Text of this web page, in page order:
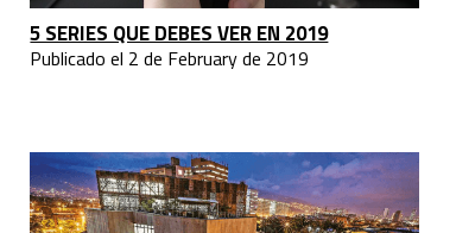
5 SERIES QUE DEBES VER EN 2019
Publicado el 2 de February de 2019